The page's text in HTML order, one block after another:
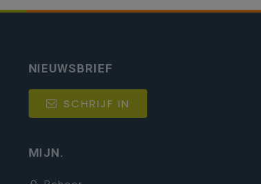
NIEUWSBRIEF
SCHRIJF IN
MIJN.